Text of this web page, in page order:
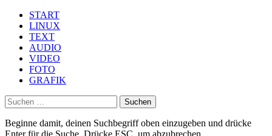
START
LINUX
TEXT
AUDIO
VIDEO
FOTO
GRAFIK
Suchen
nach:
Beginne damit, deinen Suchbegriff oben einzugeben und drücke
Enter für die Suche. Drücke ESC, um abzubrechen.